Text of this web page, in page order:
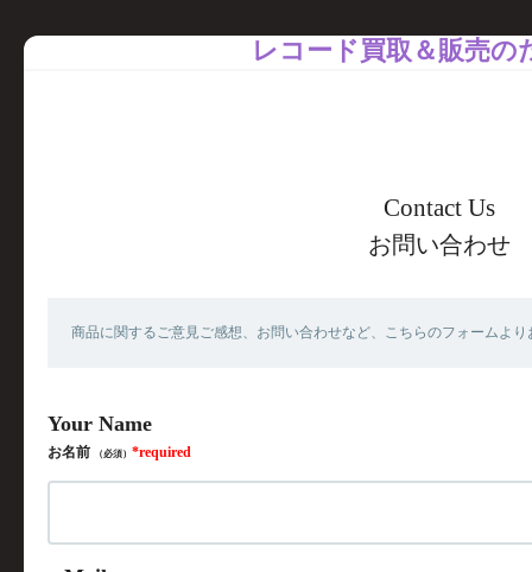
レコード買取＆販売の
お問い合わせ
商品に関するご意見ご感想、お問い合わせなど、こちらのフォームよ
お名前 （必須）